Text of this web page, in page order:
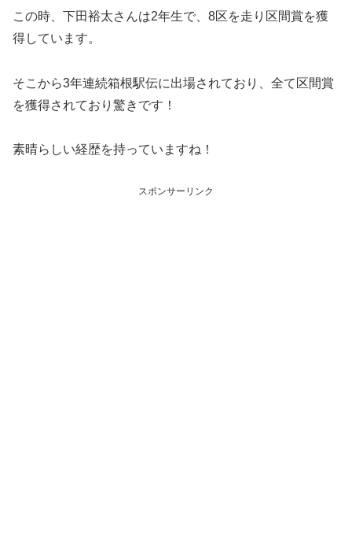
この時、下田裕太さんは2年生で、8区を走り区間賞を獲
得しています。
そこから3年連続箱根駅伝に出場されており、全て区間賞
を獲得されており驚きです！
素晴らしい経歴を持っていますね！
スポンサーリンク